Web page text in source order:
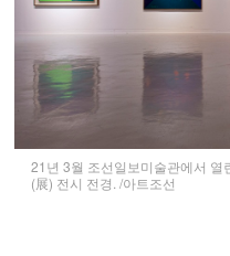
21년 3월 조선일보미술관에서 열
(展) 전시 전경. /아트조선